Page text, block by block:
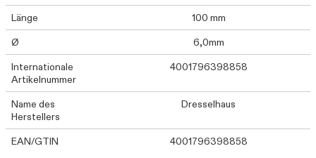
Länge
100 mm
Ø
6,0mm
Internationale
Artikelnummer
4001796398858
Name des
Herstellers
Dresselhaus
EAN/GTIN 4001796398858